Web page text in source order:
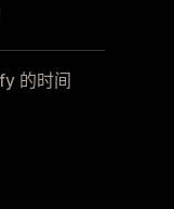
的时间